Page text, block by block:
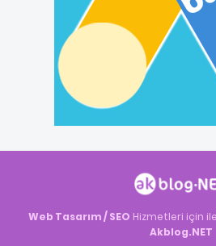
Web Tasarım / SEO Hizmetleri için
Akblog.NET